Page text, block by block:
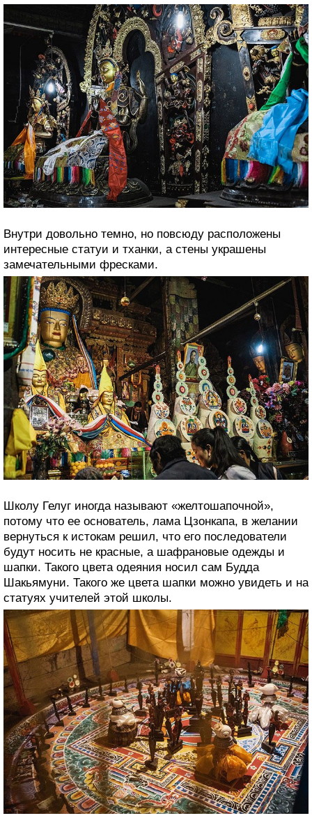
Внутри довольно темно, но повсюду расположены
интересные статуи и тханки, а стены украшены
замечательными фресками.
Школу Гелуг иногда называют «желтошапочной»,
потому что ее основатель, лама Цзонкапа, в желании
вернуться к истокам решил, что его последователи
будут носить не красные, а шафрановые одежды и
шапки. Такого цвета одеяния носил сам Будда
Шакьямуни. Такого же цвета шапки можно увидеть и на
статуях учителей этой школы.